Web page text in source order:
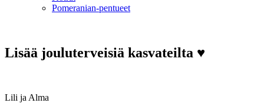
Pomeranian-pentueet
Lisää jouluterveisiä kasvateilta ♥
Lili ja Alma